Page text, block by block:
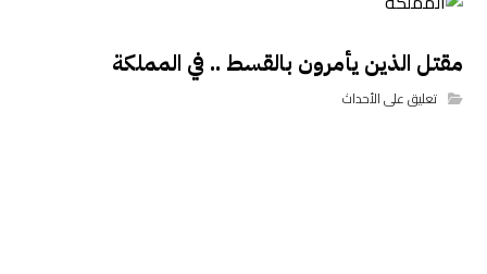
مقتل الذين يأمرون بالقسط .. في المملكة
تعليق على الأحداث